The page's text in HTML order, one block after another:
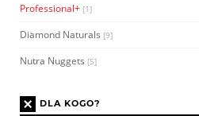
Professional+ [1]
Diamond Naturals [9]
Nutra Nuggets [5]
× DLA KOGO?